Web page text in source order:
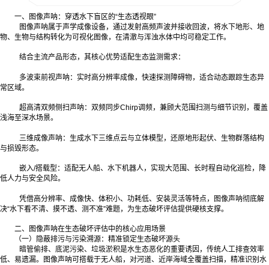
一、图像声呐：穿透水下盲区的“生态透视眼”
图像声呐属于声学成像设备，通过发射高频声波并接收回波，将水下地形、地
物、生物与结构转化为可视化图像，在清澈与浑浊水体中均可稳定工作。
结合主流产品形态，其核心优势适配生态监测需求：
多波束前视声呐：实时高分辨率成像，快速探测障碍物，适合动态跟踪生态异
常区域。
超高清双频侧扫声呐：双频同步Chirp调频，兼顾大范围扫测与细节识别，覆盖
浅海至深水场景。
三维成像声呐：生成水下三维点云与立体模型，还原地形起伏、生物群落结构
与损毁形态。
嵌入/搭载型：适配无人船、水下机器人，实现大范围、长时程自动化巡检，降
低人力与安全风险。
凭借高分辨率、成像快、体积小、功耗低、安装灵活等特点，图像声呐彻底解
决“水下看不清、摸不透、测不准”难题，为生态破坏评估提供硬核支撑。
二、图像声呐在生态破坏评估中的核心应用场景
（一）隐蔽排污与污染溯源：精准锁定生态破坏源头
暗管偷排、底泥污染、垃圾淤积是水生态恶化的重要诱因，传统人工排查效率
低、易遗漏。图像声呐可搭载于无人船，对河道、近岸海域全覆盖扫描，精准识别水